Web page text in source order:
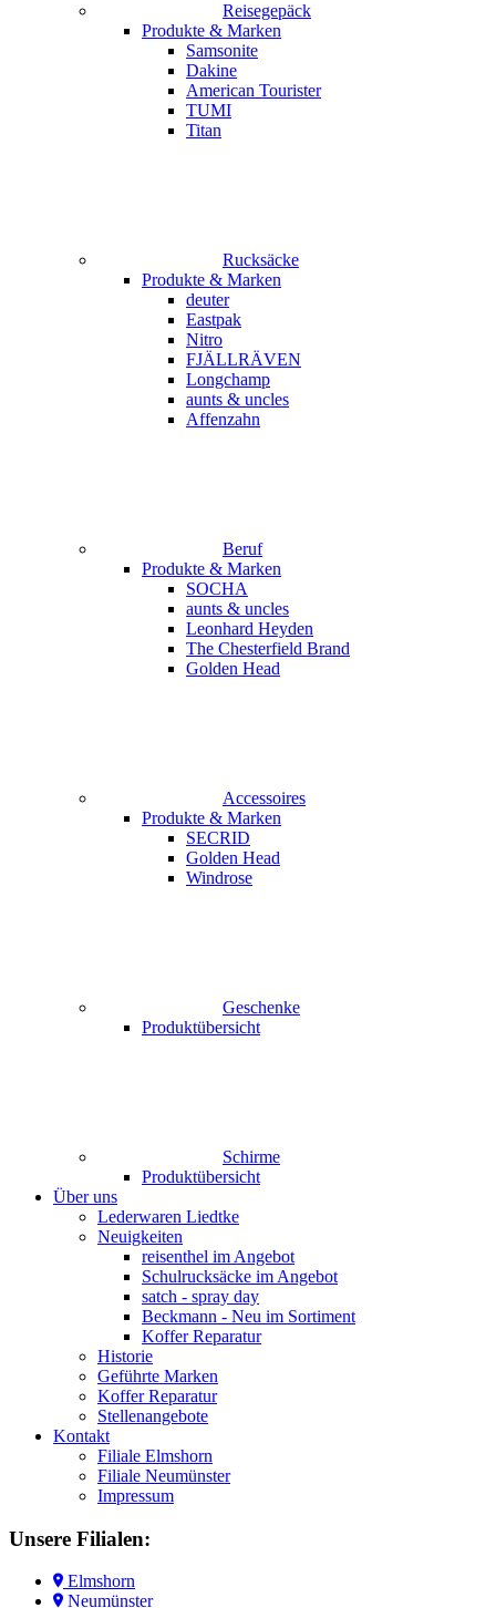
Reisegepäck
Produkte & Marken
Samsonite
Dakine
American Tourister
TUMI
Titan
Rucksäcke
Produkte & Marken
deuter
Eastpak
Nitro
FJÄLLRÄVEN
Longchamp
aunts & uncles
Affenzahn
Beruf
Produkte & Marken
SOCHA
aunts & uncles
Leonhard Heyden
The Chesterfield Brand
Golden Head
Accessoires
Produkte & Marken
SECRID
Golden Head
Windrose
Geschenke
Produktübersicht
Schirme
Produktübersicht
Über uns
Lederwaren Liedtke
Neuigkeiten
reisenthel im Angebot
Schulrucksäcke im Angebot
satch - spray day
Beckmann - Neu im Sortiment
Koffer Reparatur
Historie
Geführte Marken
Koffer Reparatur
Stellenangebote
Kontakt
Filiale Elmshorn
Filiale Neumünster
Impressum
Unsere Filialen:
Elmshorn
Neumünster